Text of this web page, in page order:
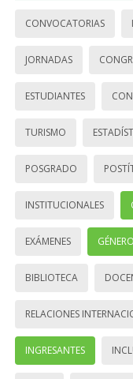
CONVOCATORIAS
JORNADAS
ESTUDIANTES
TURISMO
POSGRADO
INSTITUCIONALES
EXÁMENES GÉNERO
BIBLIOTECA
RELACIONES
INGRESANTES